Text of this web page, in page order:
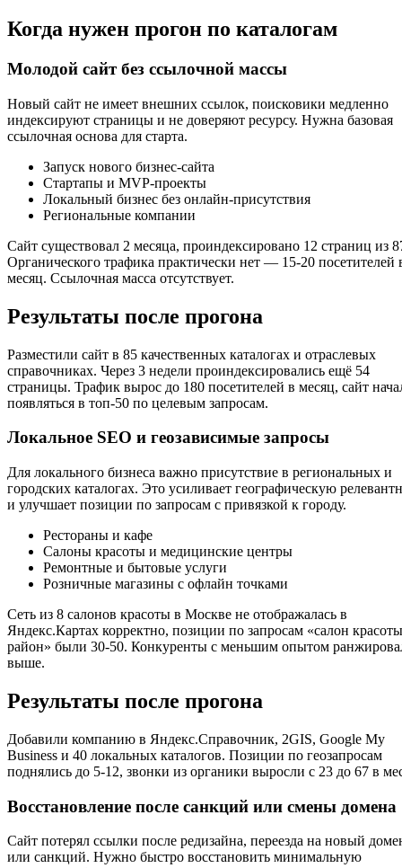
Когда нужен прогон по каталогам
Молодой сайт без ссылочной массы
Новый сайт не имеет внешних ссылок, поисковики медленно
индексируют страницы и не доверяют ресурсу. Нужна базовая
ссылочная основа для старта.
Запуск нового бизнес-сайта
Стартапы и MVP-проекты
Локальный бизнес без онлайн-присутствия
Региональные компании
Сайт существовал 2 месяца, проиндексировано 12 страниц из
Органического трафика практически нет — 15-20 посетителей
месяц. Ссылочная масса отсутствует.
Результаты после прогона
Разместили сайт в 85 качественных каталогах и отраслевых
справочниках. Через 3 недели проиндексировались ещё 54
страницы. Трафик вырос до 180 посетителей в месяц, сайт
появляться в топ-50 по целевым запросам.
Локальное SEO и геозависимые запросы
Для локального бизнеса важно присутствие в региональных и
городских каталогах. Это усиливает географическую
и улучшает позиции по запросам с привязкой к городу.
Рестораны и кафе
Салоны красоты и медицинские центры
Ремонтные и бытовые услуги
Розничные магазины с офлайн точками
Сеть из 8 салонов красоты в Москве не отображалась в
Яндекс.Картах корректно, позиции по запросам «салон
район» были 30-50. Конкуренты с меньшим опытом
выше.
Результаты после прогона
Добавили компанию в Яндекс.Справочник, 2GIS, Google My
Business и 40 локальных каталогов. Позиции по геозапросам
поднялись до 5-12, звонки из органики выросли с 23 до 67 в
Восстановление после санкций или смены домена
Сайт потерял ссылки после редизайна, переезда на новый
или санкций. Нужно быстро восстановить минимальную